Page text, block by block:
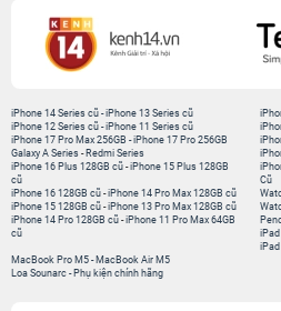
iPhone 14 Series cũ -iPhone 13 Series cũ
iPhone 12 Series cũ -iPhone 11 Series cũ
iPhone 17 Pro Max 256GB -iPhone 17 Pro 256GB
Galaxy A Series - Redmi Series
iPhone 16 Plus 128GB cũ -iPhone 15 Plus 128GB
cũ
iPhone 16 128GB cũ -iPhone 14 Pro Max 128GB cũ
iPhone 15 128GB cũ -iPhone 13 Pro Max 128GB cũ
iPhone 14 Pro 128GB cũ -iPhone 11 Pro Max 64GB
cũ
Cũ
MacBook Pro M5 - MacBook Air M5
Loa Sounarc - Phụ kiện chính hãng